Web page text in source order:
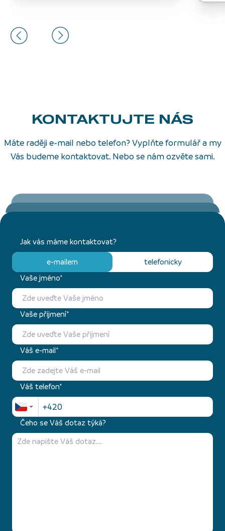
KONTAKTUJTE NÁS
Máte raději e-mail nebo telefon? Vyplňte formulář a my
Vás budeme kontaktovat. Nebo se nám ozvěte sami.
Jak vás máme kontaktovat?
e-mailem
telefonicky
Vaše jméno*
Vaše přijmení*
Váš e-mail*
Váš telefon*
Čeho se Váš dotaz týká?